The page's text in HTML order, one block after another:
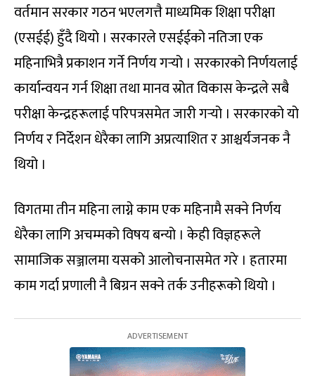
वर्तमान सरकार गठन भएलगत्तै माध्यमिक शिक्षा परीक्षा
(एसईई) हुँदै थियो । सरकारले एसईईको नतिजा एक
महिनाभित्रै प्रकाशन गर्ने निर्णय गर्‍यो । सरकारको निर्णयलाई
कार्यान्वयन गर्न शिक्षा तथा मानव स्रोत विकास केन्द्रले सबै
परीक्षा केन्द्रहरूलाई परिपत्रसमेत जारी गर्‍यो । सरकारको यो
निर्णय र निर्देशन धेरैका लागि अप्रत्याशित र आश्चर्यजनक नै
थियो ।
विगतमा तीन महिना लाग्ने काम एक महिनामै सक्ने निर्णय
धेरैका लागि अचम्मको विषय बन्यो । केही विज्ञहरूले
सामाजिक सञ्जालमा यसको आलोचनासमेत गरे । हतारमा
काम गर्दा प्रणाली नै बिग्रन सक्ने तर्क उनीहरूको थियो ।